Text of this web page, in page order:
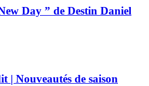
Day ” de Destin Daniel
| Nouveautés de saison